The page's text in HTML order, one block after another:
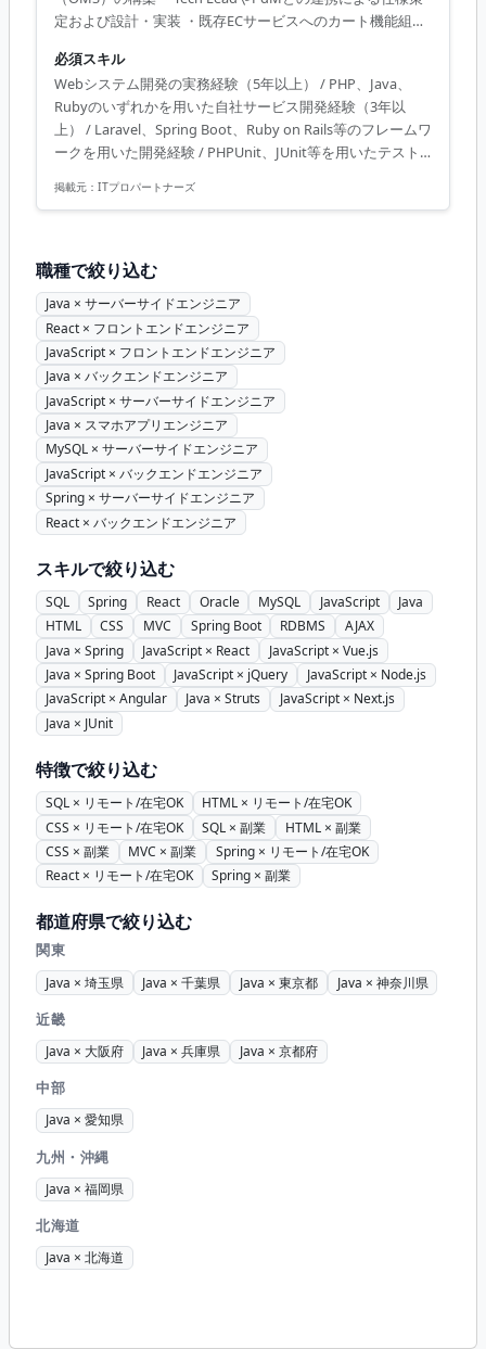
定および設計・実装 ・既存ECサービスへのカート機能組み
善と高速化 【体制(人数/構成)】 ・Tech Lead 1名、PdM 1
名、エンジニア 1名、業務委託 2名の少数精鋭チーム
必須スキル
Webシステム開発の実務経験（5年以上） / PHP、Java、
Rubyのいずれかを用いた自社サービス開発経験（3年以
上） / Laravel、Spring Boot、Ruby on Rails等のフレームワ
ークを用いた開発経験 / PHPUnit、JUnit等を用いたテスト
験 / チームメンバーへのコードレビュー経験 / AIコーディン
掲載元： ITプロパートナーズ
職種で絞り込む
Java × サーバーサイドエンジニア
React × フロントエンドエンジニア
JavaScript × フロントエンドエンジニア
Java × バックエンドエンジニア
JavaScript × サーバーサイドエンジニア
Java × スマホアプリエンジニア
MySQL × サーバーサイドエンジニア
JavaScript × バックエンドエンジニア
Spring × サーバーサイドエンジニア
React × バックエンドエンジニア
スキルで絞り込む
SQL Spring React Oracle MySQL JavaScript
Java
HTML
CSS MVC Spring Boot RDBMS
AJAX
Java × Spring
JavaScript × React
JavaScript × Vue.js
Java × Spring Boot
JavaScript × jQuery
JavaScript × Node.js
JavaScript × Angular
Java × Struts
JavaScript × Next.js
Java × JUnit
特徴で絞り込む
SQL × リモート/在宅OK
HTML × リモート/在宅OK
CSS × リモート/在宅OK
SQL × 副業
HTML × 副業
CSS × 副業
MVC × 副業
Spring × リモート/在宅OK
React × リモート/在宅OK
Spring × 副業
都道府県で絞り込む
関東
Java × 埼玉県 Java × 千葉県 Java × 東京都 Java × 神奈川県
近畿
Java × 大阪府 Java × 兵庫県 Java × 京都府
中部
Java × 愛知県
九州・沖縄
Java × 福岡県
北海道
Java × 北海道